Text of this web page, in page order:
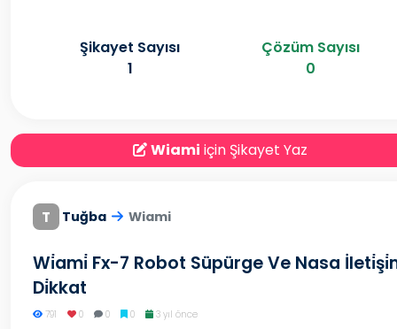
Şikayet Sayısı
1
Çözüm Sayısı
0
Wiami için Şikayet Yaz
T Tuğba Wiami
Wi̇ami̇ Fx-7 Robot Süpürge Ve Nasa
Di̇kkat
791 0 0 0 3 yıl önce